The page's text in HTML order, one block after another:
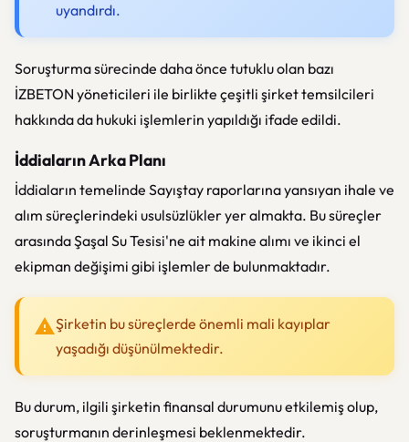
uyandırdı.
Soruşturma sürecinde daha önce tutuklu olan bazı
İZBETON yöneticileri ile birlikte çeşitli şirket temsilcileri
hakkında da hukuki işlemlerin yapıldığı ifade edildi.
İddiaların Arka Planı
İddiaların temelinde Sayıştay raporlarına yansıyan ihale ve
alım süreçlerindeki usulsüzlükler yer almakta. Bu süreçler
arasında Şaşal Su Tesisi'ne ait makine alımı ve ikinci el
ekipman değişimi gibi işlemler de bulunmaktadır.
Şirketin bu süreçlerde önemli mali kayıplar
yaşadığı düşünülmektedir.
Bu durum, ilgili şirketin finansal durumunu etkilemiş olup,
soruşturmanın derinleşmesi beklenmektedir.